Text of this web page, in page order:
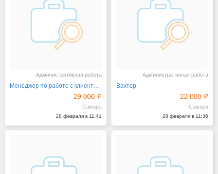
Административная работа
Менеджер по работе с клиентами
29 000
Самара
28 февраля в 11:41
Административная работа
Вахтер
22 000
Самара
28 февраля в 11:36